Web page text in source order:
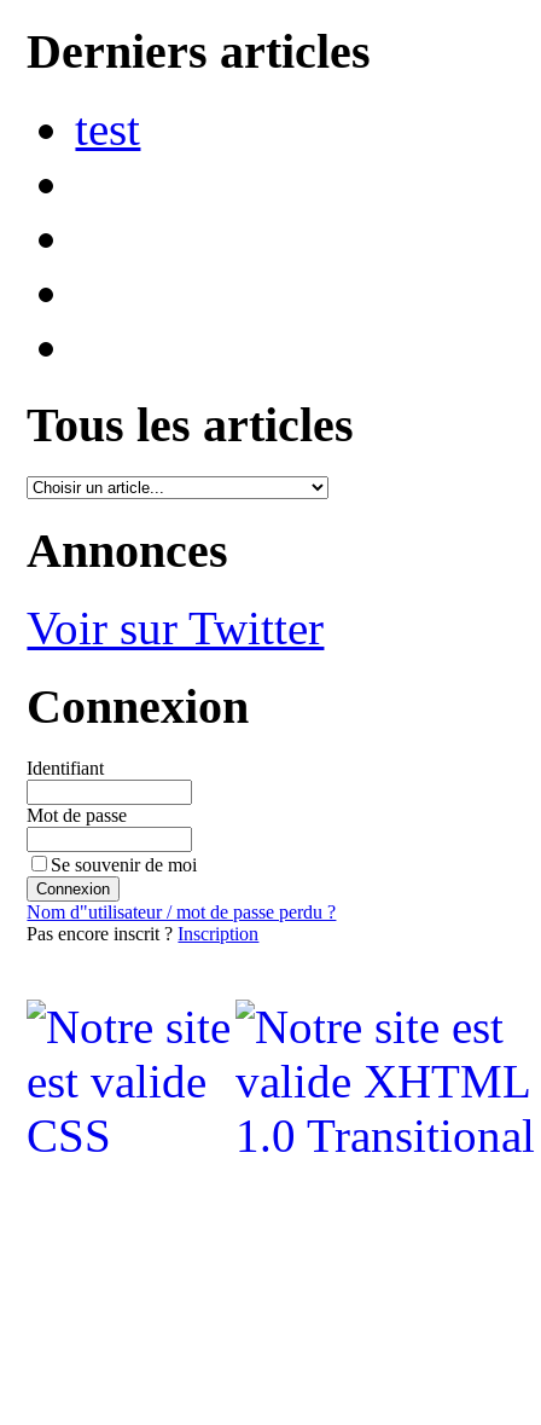
Derniers articles
test
Tous les articles
Annonces
Voir sur Twitter
Connexion
Identifiant
Mot de passe
Se souvenir de moi
Nom d"utilisateur / mot de passe perdu ?
Pas encore inscrit ?Inscription